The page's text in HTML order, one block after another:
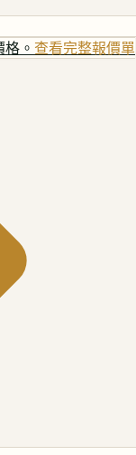
。 查看完整報價單